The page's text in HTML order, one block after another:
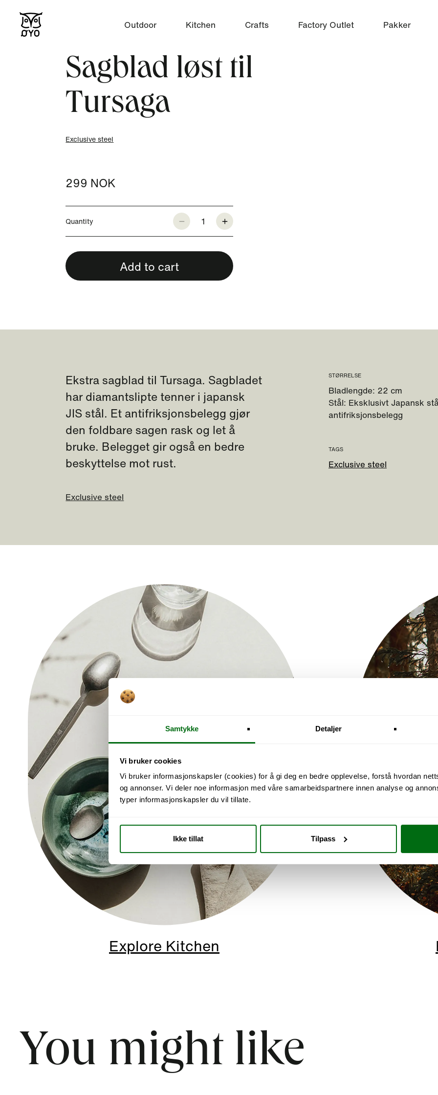
Samtykke Detaljer
Vi bruker cookies
Vi bruker informasjonskapsler (cookies) for å gi deg en bedre opplevelse, forstå hvordan
og annonser. Vi deler noe informasjon med våre samarbeidspartnere innen analyse og
typer informasjonskapsler du vil tillate.
Ikke tillat Tilpass
Outdoor Kitchen Crafts Factory Outlet Pakker
Sagblad løst til
Tursaga
Exclusive steel
299 NOK
Quantity 1
Add to cart
Ekstra sagblad til Tursaga. Sagbladet
har diamantslipte tenner i japansk
JIS stål. Et antifriksjonsbelegg gjør
den foldbare sagen rask og let å
bruke. Belegget gir også en bedre
beskyttelse mot rust.
Exclusive steel
STØRRELSE
Bladlengde: 22 cm
Stål: Eksklusivt Japansk
antifriksjonsbelegg
TAGS
Exclusive steel
Explore Kitchen
You might like